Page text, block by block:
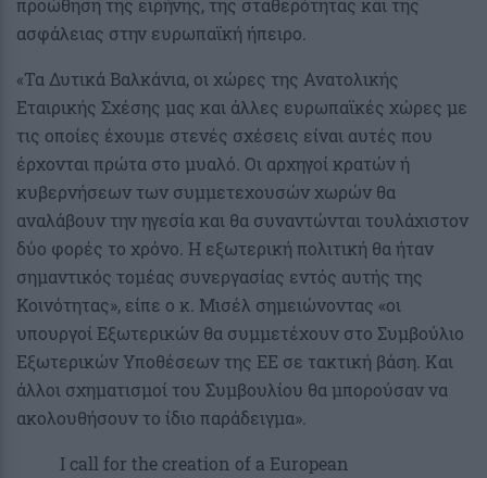
ασφάλειας στην ευρωπαϊκή ήπειρο.
«Τα Δυτικά Βαλκάνια, οι χώρες της Ανατολικής
Εταιρικής Σχέσης μας και άλλες ευρωπαϊκές χώρες με
τις οποίες έχουμε στενές σχέσεις είναι αυτές που
έρχονται πρώτα στο μυαλό. Οι αρχηγοί κρατών ή
κυβερνήσεων των συμμετεχουσών χωρών θα
αναλάβουν την ηγεσία και θα συναντώνται τουλάχιστον
δύο φορές το χρόνο. Η εξωτερική πολιτική θα ήταν
σημαντικός τομέας συνεργασίας εντός αυτής της
Κοινότητας», είπε ο κ. Μισέλ σημειώνοντας «οι
υπουργοί Εξωτερικών θα συμμετέχουν στο Συμβούλιο
Εξωτερικών Υποθέσεων της ΕΕ σε τακτική βάση. Και
άλλοι σχηματισμοί του Συμβουλίου θα μπορούσαν να
ακολουθήσουν το ίδιο παράδειγμα».
I call for the creation of a European